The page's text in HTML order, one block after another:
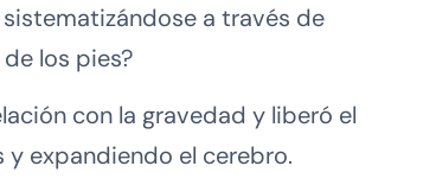
a través de
los pies?
con la gravedad y liberó el
expandiendo el cerebro.